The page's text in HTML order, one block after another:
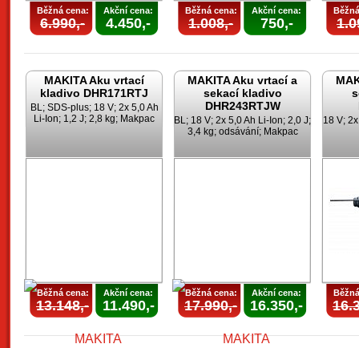
Běžná cena:
6.990,-
Akční cena:
4.450,-
Běžná cena:
1.008,-
Akční cena:
750,-
MAKITA Aku vrtací
kladivo DHR171RTJ
BL; SDS-plus; 18 V; 2x 5,0 Ah
Li-Ion; 1,2 J; 2,8 kg; Makpac
Běžná cena:
13.148,-
Akční cena:
11.490,-
MAKITA Aku vrtací a
sekací kladivo
DHR243RTJW
BL; 18 V; 2x 5,0 Ah Li-Ion; 2,0 J;
3,4 kg; odsávání; Makpac
Běžná cena:
17.990,-
Akční cena:
16.350,-
18 V;